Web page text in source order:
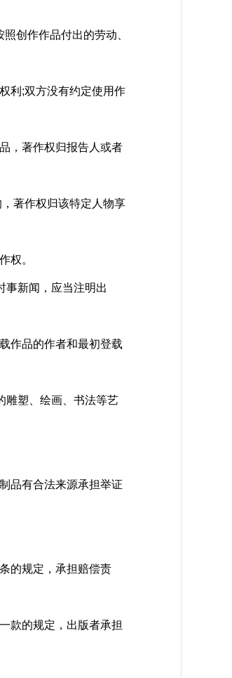
创作作品付出的劳动、
利;双方没有约定使用作
，著作权归报告人或者
著作权归该特定人物享
权。
新闻，应当注明出
作品的作者和最初登载
塑、绘画、书法等艺
品有合法来源承担举证
的规定，承担赔偿责
款的规定，出版者承担